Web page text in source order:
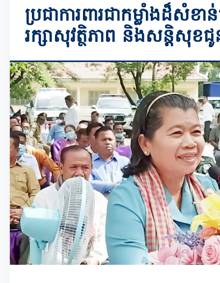
ប្រជាការពារជាកម្លាំងដ៏សំខ
រក្សាសុវត្ថិភាព និងសន្តិសុខជូ